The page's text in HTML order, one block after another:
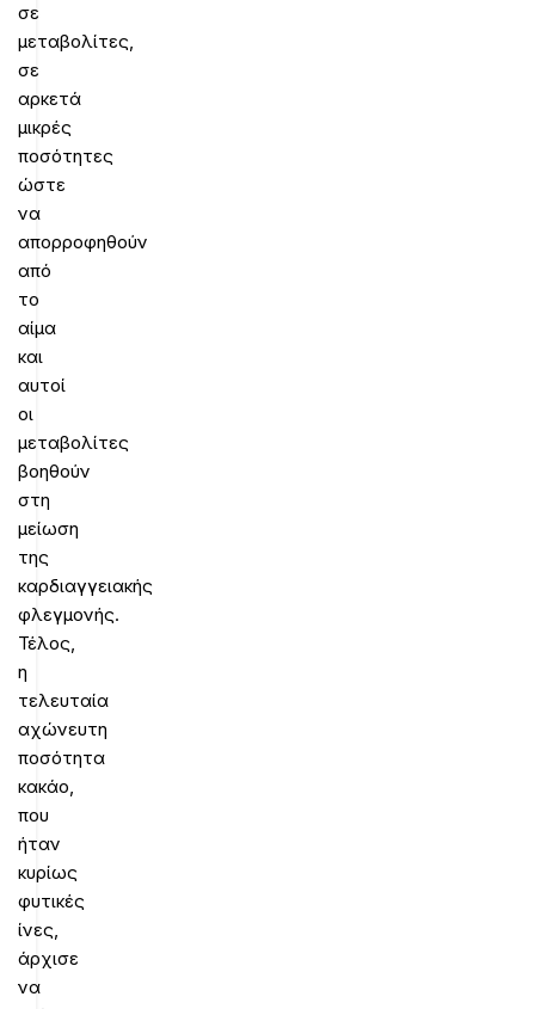
σε
μεταβολίτες,
σε
αρκετά
μικρές
ποσότητες
ώστε
να
απορροφηθούν
από
το
αίμα
και
αυτοί
οι
μεταβολίτες
βοηθούν
στη
μείωση
της
καρδιαγγειακής
φλεγμονής.
Τέλος,
η
τελευταία
αχώνευτη
ποσότητα
κακάο,
που
ήταν
κυρίως
φυτικές
ίνες,
άρχισε
να